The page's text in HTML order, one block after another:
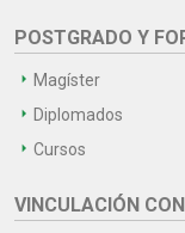
POSTGRADO Y
Magíster
Diplomados
Cursos
VINCULACIÓN